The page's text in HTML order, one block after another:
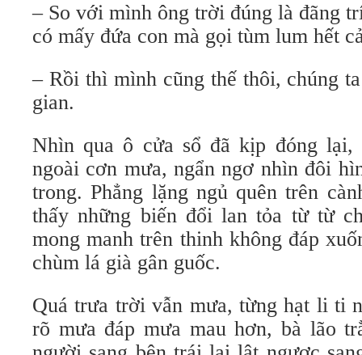
– So với mình ông trời đúng là đãng
có mấy đứa con mà gọi tùm lum hết
– Rồi thì mình cũng thế thôi, chúng
gian.
Nhìn qua ô cửa sổ đã kịp đóng lại,
ngoài cơn mưa, ngẩn ngơ nhìn đôi
trong. Phẳng lặng ngủ quên trên
thấy những biến đổi lan tỏa từ từ
mong manh trên thinh không đáp
chùm lá già gân guốc.
Quá trưa trời vẫn mưa, từng hạt li ti
rõ mưa đáp mưa mau hơn, bà lão